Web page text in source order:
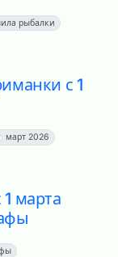
рыбалки
с 1
март 2026
марта